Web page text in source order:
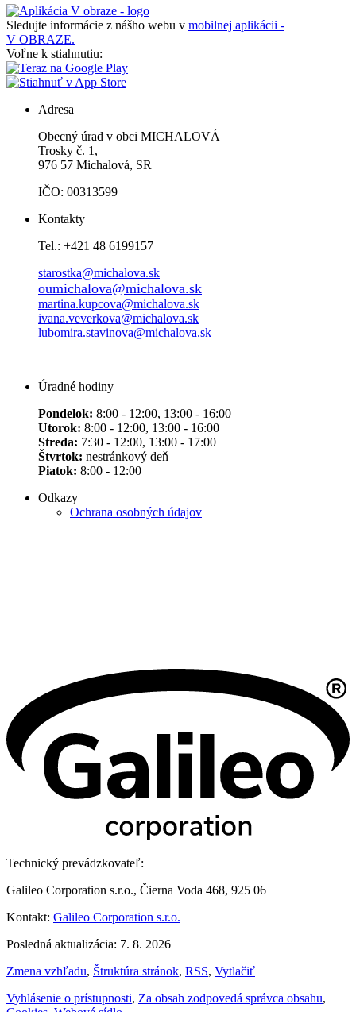
Sledujte informácie z nášho webu v mobilnej aplikácii -
V OBRAZE.
Voľne k stiahnutiu:
Adresa
Obecný úrad v obci MICHALOVÁ
Trosky č. 1,
976 57 Michalová, SR
IČO: 00313599
Kontakty
Tel.: +421 48 6199157
starostka@michalova.sk
oumichalova@michalova.sk
martina.kupcova@michalova.sk
ivana.veverkova@michalova.sk
lubomira.stavinova@michalova.sk
Úradné hodiny
Pondelok: 8:00 - 12:00, 13:00 - 16:00
Utorok: 8:00 - 12:00, 13:00 - 16:00
Streda: 7:30 - 12:00, 13:00 - 17:00
Štvrtok: nestránkový deň
Piatok: 8:00 - 12:00
Odkazy
Ochrana osobných údajov
Technický prevádzkovateľ:
Galileo Corporation s.r.o., Čierna Voda 468, 925 06
Kontakt: Galileo Corporation s.r.o.
Posledná aktualizácia: 7. 8. 2026
Zmena vzhľadu, Štruktúra stránok, RSS, Vytlačiť
Vyhlásenie o prístupnosti, Za obsah zodpovedá správca obsahu,